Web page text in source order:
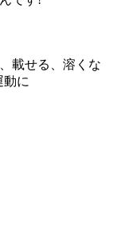
載せる、溶くな
動に